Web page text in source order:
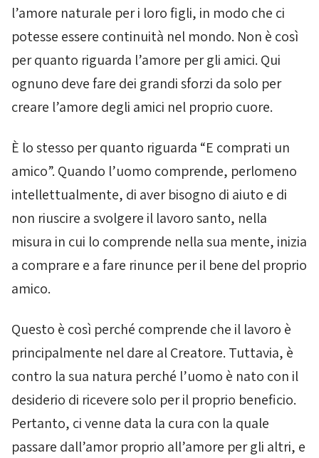
l’amore naturale per i loro figli, in modo che ci
potesse essere continuità nel mondo. Non è così
per quanto riguarda l’amore per gli amici. Qui
ognuno deve fare dei grandi sforzi da solo per
creare l’amore degli amici nel proprio cuore.
È lo stesso per quanto riguarda “E comprati un
amico”. Quando l’uomo comprende, perlomeno
intellettualmente, di aver bisogno di aiuto e di
non riuscire a svolgere il lavoro santo, nella
misura in cui lo comprende nella sua mente, inizia
a comprare e a fare rinunce per il bene del proprio
amico.
Questo è così perché comprende che il lavoro è
principalmente nel dare al Creatore. Tuttavia, è
contro la sua natura perché l’uomo è nato con il
desiderio di ricevere solo per il proprio beneficio.
Pertanto, ci venne data la cura con la quale
passare dall’amor proprio all’amore per gli altri, e